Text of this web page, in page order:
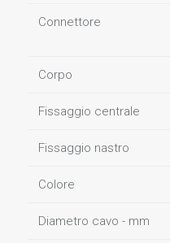
Connettore
Corpo
Fissaggio centrale
Fissaggio nastro
Colore
Diametro cavo - mm